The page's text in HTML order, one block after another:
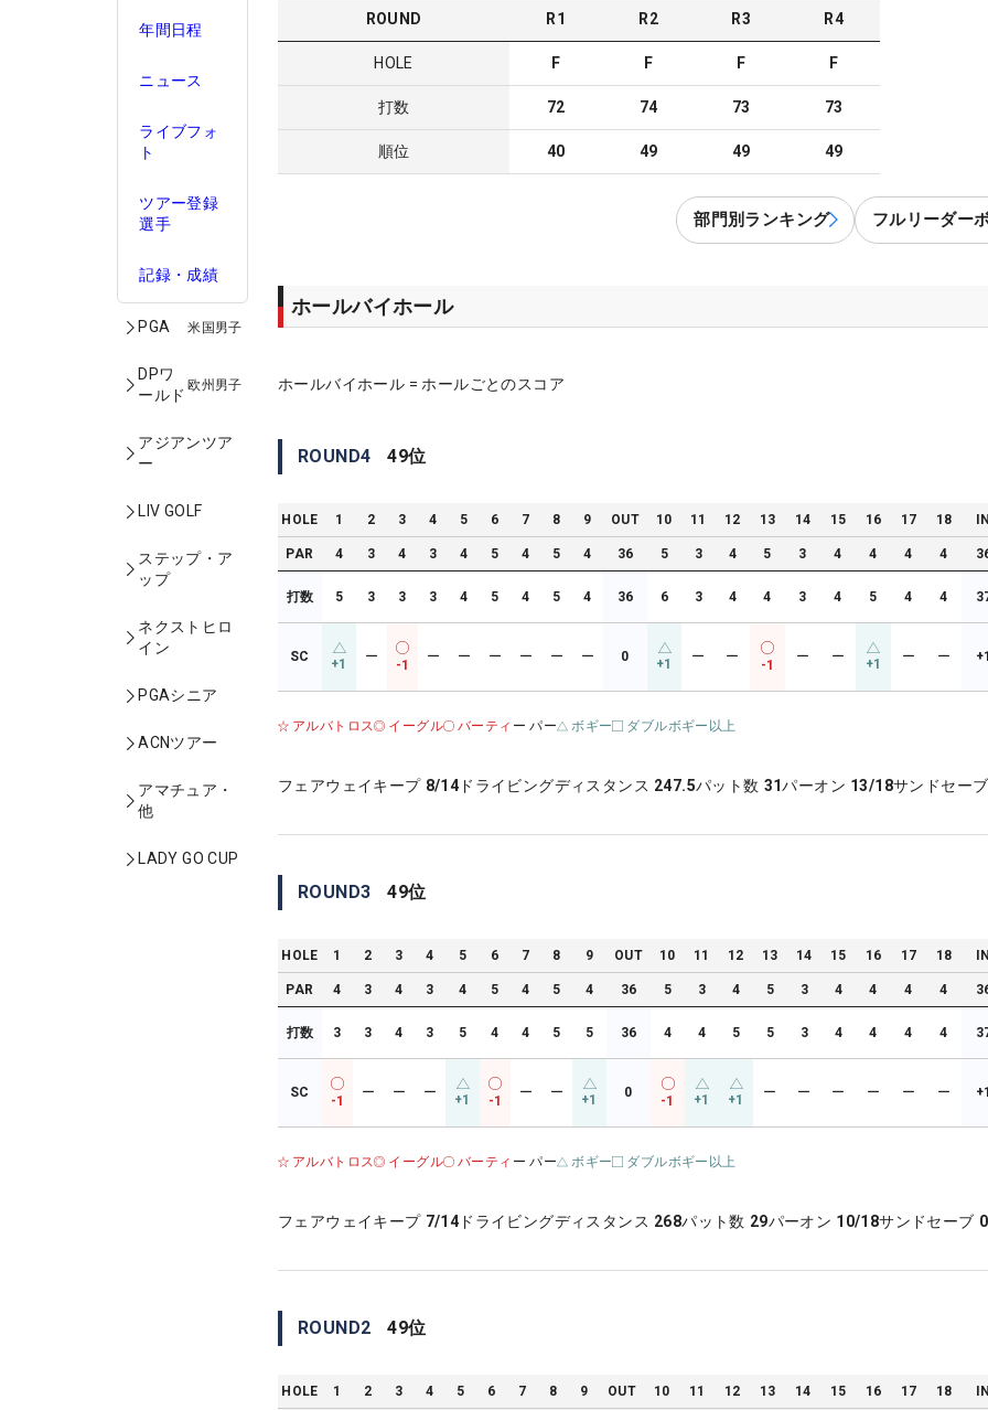
年間日程
ニュース
ライブフォ
ト
ツアー登録
選手
記録・成績
PGA 米国男子
DPワ
ールド
欧州男子
アジアンツア
ー
LIV GOLF
ステップ・ア
ップ
ネクストヒロ
イン
PGAシニア
ACNツアー
アマチュア・
他
LADY GO CUP
ROUND R1 R2 R3 R4
HOLE F F F F
打数 72 74 73 73
順位 40 49 49 49
部門別ランキング フルリーダー
ホールバイホール
ホールバイホール = ホールごとのスコア
ROUND4 49位
HOLE 1 2 3 4 5 6 7 8 9 OUT 10 11 12 13 14 15 16 17 18
PAR 4 3 4 3 4 5 4 5 4 36 5 3 4 5 3 4 4 4 4
打数 5 3 3 3 4 5 4 5 4 36 6 3 4 4 3 4 5 4 4
SC +1 ー
-1
ー ー ー ー ー ー 0 +1 ー ー
-1
ー ー +1 ー ー
アルバトロス イーグル バーティ ー パー ボギー ダブルボギー以上
フェアウェイキープ 8/14 ドライビングディスタンス 247.5パット数 31パーオン 13/18サンドセーブ
ROUND3 49位
HOLE 1 2 3 4 5 6 7 8 9 OUT 10 11 12 13 14 15 16 17 18
PAR 4 3 4 3 4 5 4 5 4 36 5 3 4 5 3 4 4 4 4
打数 3 3 4 3 5 4 4 5 5 36 4 4 5 5 3 4 4 4 4
SC
-1
ー ー ー +1 -1
ー ー +1 0
-1 +1 +1 ー ー ー ー ー ー
アルバトロス イーグル バーティ ー パー ボギー ダブルボギー以上
フェアウェイキープ 7/14 ドライビングディスタンス 268パット数 29パーオン 10/18サンドセーブ
ROUND2 49位
HOLE 1 2 3 4 5 6 7 8 9 OUT 10 11 12 13 14 15 16 17 18